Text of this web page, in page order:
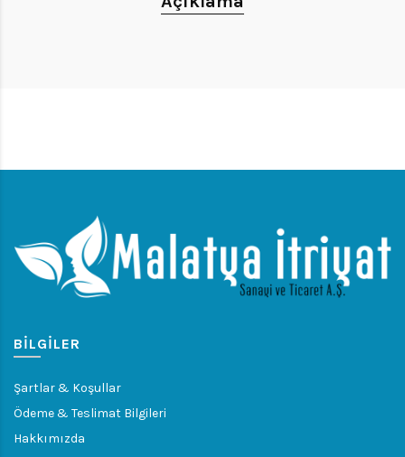
BILGILER
Şartlar & Koşullar
Ödeme & Teslimat Bilgileri
Hakkımızda